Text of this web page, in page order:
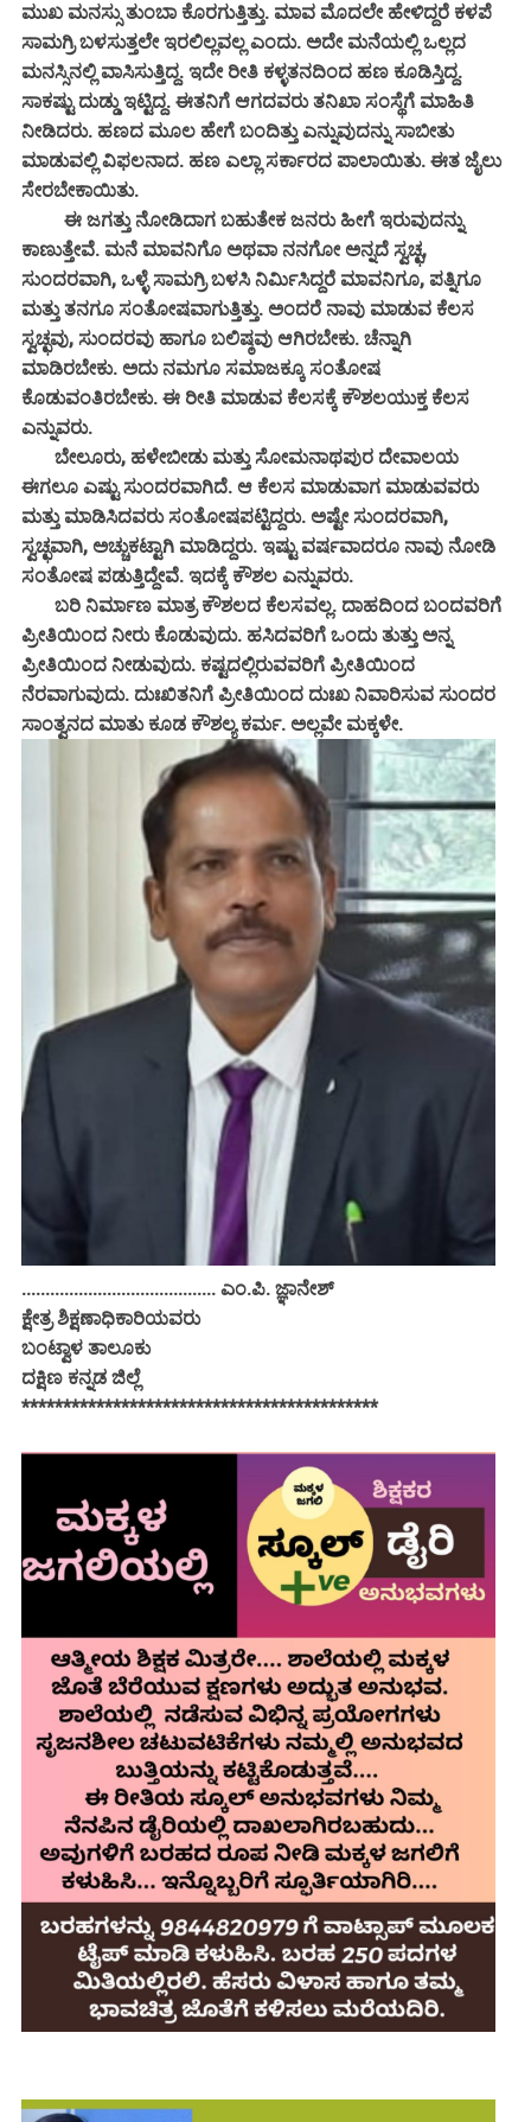
ಮುಖ ಮನಸ್ಸು ತುಂಬಾ ಕೊರಗುತ್ತಿತ್ತು. ಮಾವ ಮೊದಲೇ ಹೇಳಿದ್ದರೆ ಕಳಪೆ
ಸಾಮಗ್ರಿ ಬಳಸುತ್ತಲೇ ಇರಲಿಲ್ಲವಲ್ಲ ಎಂದು. ಅದೇ ಮನೆಯಲ್ಲಿ ಒಲ್ಲದ
ಮನಸ್ಸಿನಲ್ಲಿ ವಾಸಿಸುತ್ತಿದ್ದ. ಇದೇ ರೀತಿ ಕಳ್ಳತನದಿಂದ ಹಣ ಕೂಡಿಸ್ತಿದ್ದ.
ಸಾಕಷ್ಟು ದುಡ್ಡು ಇಟ್ಟಿದ್ದ. ಈತನಿಗೆ ಆಗದವರು ತನಿಖಾ ಸಂಸ್ಥೆಗೆ ಮಾಹಿತಿ
ನೀಡಿದರು. ಹಣದ ಮೂಲ ಹೇಗೆ ಬಂದಿತ್ತು ಎನ್ನುವುದನ್ನು ಸಾಬೀತು
ಮಾಡುವಲ್ಲಿ ವಿಫಲನಾದ. ಹಣ ಎಲ್ಲಾ ಸರ್ಕಾರದ ಪಾಲಾಯಿತು. ಈತ ಜೈಲು
ಸೇರಬೇಕಾಯಿತು.
ಈ ಜಗತ್ತು ನೋಡಿದಾಗ ಬಹುತೇಕ ಜನರು ಹೀಗೆ ಇರುವುದನ್ನು
ಕಾಣುತ್ತೇವೆ. ಮನೆ ಮಾವನಿಗೊ ಅಥವಾ ನನಗೋ ಅನ್ನದೆ ಸ್ವಚ್ಛ,
ಸುಂದರವಾಗಿ, ಒಳ್ಳೆ ಸಾಮಗ್ರಿ ಬಳಸಿ ನಿರ್ಮಿಸಿದ್ದರೆ ಮಾವನಿಗೂ, ಪತ್ನಿಗೂ
ಮತ್ತು ತನಗೂ ಸಂತೋಷವಾಗುತ್ತಿತ್ತು. ಅಂದರೆ ನಾವು ಮಾಡುವ ಕೆಲಸ
ಸ್ವಚ್ಛವು, ಸುಂದರವು ಹಾಗೂ ಬಲಿಷ್ಠವು ಆಗಿರಬೇಕು. ಚೆನ್ನಾಗಿ
ಮಾಡಿರಬೇಕು. ಅದು ನಮಗೂ ಸಮಾಜಕ್ಕೂ ಸಂತೋಷ
ಕೊಡುವಂತಿರಬೇಕು. ಈ ರೀತಿ ಮಾಡುವ ಕೆಲಸಕ್ಕೆ ಕೌಶಲಯುಕ್ತ ಕೆಲಸ
ಎನ್ನುವರು.
ಬೇಲೂರು, ಹಳೇಬೀಡು ಮತ್ತು ಸೋಮನಾಥಪುರ ದೇವಾಲಯ
ಈಗಲೂ ಎಷ್ಟು ಸುಂದರವಾಗಿದೆ. ಆ ಕೆಲಸ ಮಾಡುವಾಗ ಮಾಡುವವರು
ಮತ್ತು ಮಾಡಿಸಿದವರು ಸಂತೋಷಪಟ್ಟಿದ್ದರು. ಅಷ್ಟೇ ಸುಂದರವಾಗಿ,
ಸ್ವಚ್ಛವಾಗಿ, ಅಚ್ಚುಕಟ್ಟಾಗಿ ಮಾಡಿದ್ದರು. ಇಷ್ಟು ವರ್ಷವಾದರೂ ನಾವು ನೋಡಿ
ಸಂತೋಷ ಪಡುತ್ತಿದ್ದೇವೆ. ಇದಕ್ಕೆ ಕೌಶಲ ಎನ್ನುವರು.
ಬರಿ ನಿರ್ಮಾಣ ಮಾತ್ರ ಕೌಶಲದ ಕೆಲಸವಲ್ಲ. ದಾಹದಿಂದ ಬಂದವರಿಗೆ
ಪ್ರೀತಿಯಿಂದ ನೀರು ಕೊಡುವುದು. ಹಸಿದವರಿಗೆ ಒಂದು ತುತ್ತು ಅನ್ನ
ಪ್ರೀತಿಯಿಂದ ನೀಡುವುದು. ಕಷ್ಟದಲ್ಲಿರುವವರಿಗೆ ಪ್ರೀತಿಯಿಂದ
ನೆರವಾಗುವುದು. ದುಃಖಿತನಿಗೆ ಪ್ರೀತಿಯಿಂದ ದುಃಖ ನಿವಾರಿಸುವ ಸುಂದರ
ಸಾಂತ್ವನದ ಮಾತು ಕೂಡ ಕೌಶಲ್ಯ ಕರ್ಮ. ಅಲ್ಲವೇ ಮಕ್ಕಳೇ.
......................................... ಎಂ.ಪಿ. ಜ್ಞಾನೇಶ್
ಕ್ಷೇತ್ರ ಶಿಕ್ಷಣಾಧಿಕಾರಿಯವರು
ಬಂಟ್ವಾಳ ತಾಲೂಕು
ದಕ್ಷಿಣ ಕನ್ನಡ ಜಿಲ್ಲೆ
*******************************************